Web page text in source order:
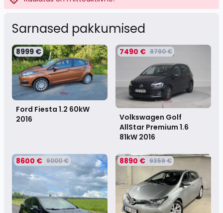
Sarnased pakkumised
8999 €
Ford Fiesta 1.2 60kW
2016
7490 € 8790 €
Volkswagen Golf
AllStar Premium 1.6
81kW 2016
8600 € 9000 € 8890 € 9359 €